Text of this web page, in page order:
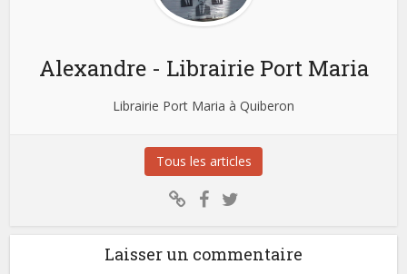
Alexandre - Librairie Port Maria
Librairie Port Maria à Quiberon
Tous les articles
Laisser un commentaire